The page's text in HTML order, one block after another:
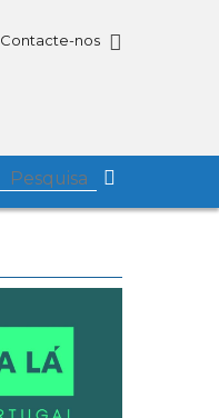
Contacte-nos